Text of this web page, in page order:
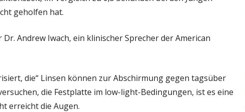
geholfen hat.
Andrew Iwach, ein klinischer Sprecher der American
die“ Linsen können zur Abschirmung gegen tagsüber
die Festplatte im low-light-Bedingungen, ist es eine
erreicht die Augen.